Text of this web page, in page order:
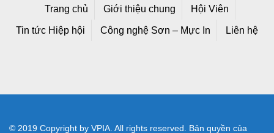
Trang chủ Giới thiệu chung Hội Viên
Tin tức Hiệp hội Công nghệ Sơn – Mực In Liên hệ
© 2019 Copyright by VPIA. All rights reserved. Bản quyền của